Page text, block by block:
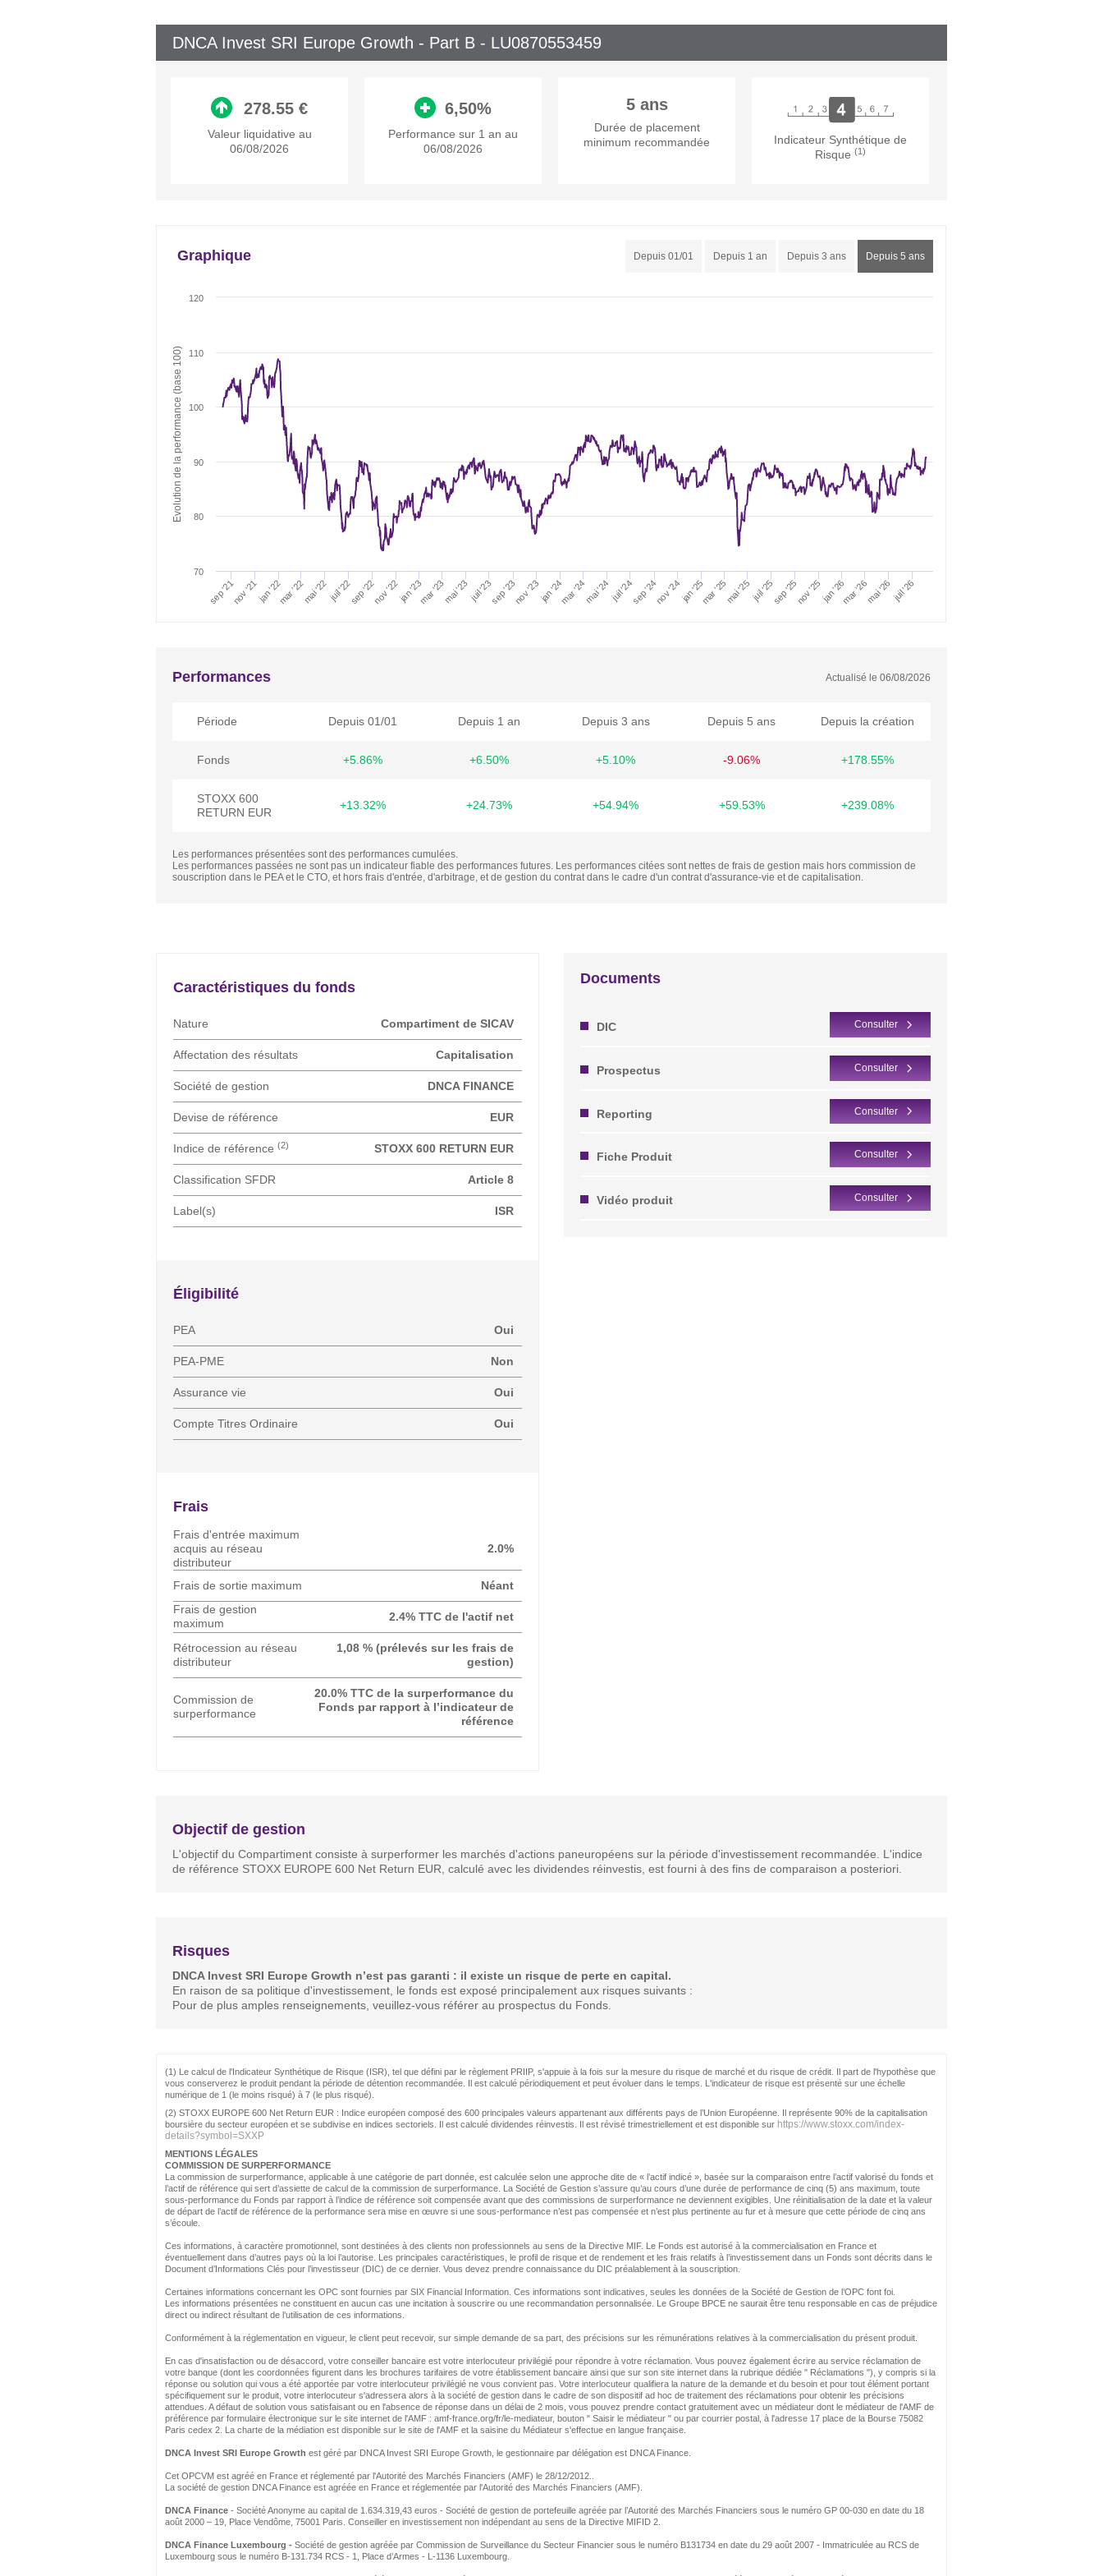
DNCA Invest SRI Europe Growth - Part B - LU0870553459
278.55 €
Valeur liquidative au
06/08/2026
6,50%
Performance sur 1 an au
06/08/2026
5 ans
Durée de placement
minimum recommandée
Indicateur Synthétique de
Risque (1)
Graphique Depuis 01/01 Depuis 1 an Depuis 3 ans Depuis 5 ans
Evolution de la performance (base 100)
sep '21nov '21jan '22mar '22mai '22juil '22sep '22nov '22jan '23mar '23mai '23juil '23sep '23nov '23jan '24mar '24mai '24juil '24sep '24nov '24jan '25mar '25mai '25juil '25sep '25nov '25jan '26mar '26mai '26juil '26
70
80
90
100
110
120
Performances Actualisé le 06/08/2026
Période Depuis 01/01 Depuis 1 an Depuis 3 ans Depuis 5 ans Depuis la création
Fonds +5.86% +6.50% +5.10% -9.06% +178.55%
STOXX 600
RETURN EUR
+13.32% +24.73% +54.94% +59.53% +239.08%
Les performances présentées sont des performances cumulées.
Les performances passées ne sont pas un indicateur fiable des performances futures. Les performances citées sont nettes de frais de gestion mais hors commission de
souscription dans le PEA et le CTO, et hors frais d'entrée, d'arbitrage, et de gestion du contrat dans le cadre d'un contrat d'assurance-vie et de capitalisation.
Caractéristiques du fonds
Nature Compartiment de SICAV
Affectation des résultats Capitalisation
Société de gestion DNCA FINANCE
Devise de référence EUR
Indice de référence (2) STOXX 600 RETURN EUR
Classification SFDR Article 8
Label(s) ISR
Éligibilité
PEA Oui
PEA-PME Non
Assurance vie Oui
Compte Titres Ordinaire Oui
Frais
Frais d'entrée maximum
acquis au réseau
distributeur
2.0%
Frais de sortie maximum
Néant
Frais de gestion
maximum
2.4% TTC de l'actif net
Rétrocession au réseau
distributeur
1,08 % (prélevés sur les frais de
gestion)
Commission de
surperformance
20.0% TTC de la surperformance du
Fonds par rapport à l’indicateur de
référence
Documents
DIC Consulter
Prospectus Consulter
Reporting Consulter
Fiche Produit Consulter
Vidéo produit Consulter
Objectif de gestion
L'objectif du Compartiment consiste à surperformer les marchés d'actions paneuropéens sur la période d'investissement recommandée. L'indice
de référence STOXX EUROPE 600 Net Return EUR, calculé avec les dividendes réinvestis, est fourni à des fins de comparaison a posteriori.
Risques
DNCA Invest SRI Europe Growth n’est pas garanti : il existe un risque de perte en capital.
En raison de sa politique d'investissement, le fonds est exposé principalement aux risques suivants :
Pour de plus amples renseignements, veuillez-vous référer au prospectus du Fonds.
(1) Le calcul de l'Indicateur Synthétique de Risque (ISR), tel que défini par le règlement PRIIP, s'appuie à la fois sur la mesure du risque de marché et du risque de crédit. Il part de l'hypothèse que
vous conserverez le produit pendant la période de détention recommandée. Il est calculé périodiquement et peut évoluer dans le temps. L'indicateur de risque est présenté sur une échelle
numérique de 1 (le moins risqué) à 7 (le plus risqué).
(2) STOXX EUROPE 600 Net Return EUR : Indice européen composé des 600 principales valeurs appartenant aux différents pays de l’Union Européenne. Il représente 90% de la capitalisation
boursière du secteur européen et se subdivise en indices sectoriels. Il est calculé dividendes réinvestis. Il est révisé trimestriellement et est disponible sur https://www.stoxx.com/index-
details?symbol=SXXP
MENTIONS LÉGALES
COMMISSION DE SURPERFORMANCE
La commission de surperformance, applicable à une catégorie de part donnée, est calculée selon une approche dite de « l’actif indicé », basée sur la comparaison entre l’actif valorisé du fonds et
l’actif de référence qui sert d’assiette de calcul de la commission de surperformance. La Société de Gestion s’assure qu’au cours d’une durée de performance de cinq (5) ans maximum, toute
sous-performance du Fonds par rapport à l’indice de référence soit compensée avant que des commissions de surperformance ne deviennent exigibles. Une réinitialisation de la date et la valeur
de départ de l’actif de référence de la performance sera mise en œuvre si une sous-performance n’est pas compensée et n’est plus pertinente au fur et à mesure que cette période de cinq ans
s’écoule.
Ces informations, à caractère promotionnel, sont destinées à des clients non professionnels au sens de la Directive MIF. Le Fonds est autorisé à la commercialisation en France et
éventuellement dans d’autres pays où la loi l’autorise. Les principales caractéristiques, le profil de risque et de rendement et les frais relatifs à l’investissement dans un Fonds sont décrits dans le
Document d’Informations Clés pour l’investisseur (DIC) de ce dernier. Vous devez prendre connaissance du DIC préalablement à la souscription.
Certaines informations concernant les OPC sont fournies par SIX Financial Information. Ces informations sont indicatives, seules les données de la Société de Gestion de l’OPC font foi.
Les informations présentées ne constituent en aucun cas une incitation à souscrire ou une recommandation personnalisée. Le Groupe BPCE ne saurait être tenu responsable en cas de préjudice
direct ou indirect résultant de l’utilisation de ces informations.
Conformément à la réglementation en vigueur, le client peut recevoir, sur simple demande de sa part, des précisions sur les rémunérations relatives à la commercialisation du présent produit.
En cas d'insatisfaction ou de désaccord, votre conseiller bancaire est votre interlocuteur privilégié pour répondre à votre réclamation. Vous pouvez également écrire au service réclamation de
votre banque (dont les coordonnées figurent dans les brochures tarifaires de votre établissement bancaire ainsi que sur son site internet dans la rubrique dédiée " Réclamations "), y compris si la
réponse ou solution qui vous a été apportée par votre interlocuteur privilégié ne vous convient pas. Votre interlocuteur qualifiera la nature de la demande et du besoin et pour tout élément portant
spécifiquement sur le produit, votre interlocuteur s'adressera alors à la société de gestion dans le cadre de son dispositif ad hoc de traitement des réclamations pour obtenir les précisions
attendues. A défaut de solution vous satisfaisant ou en l'absence de réponse dans un délai de 2 mois, vous pouvez prendre contact gratuitement avec un médiateur dont le médiateur de l'AMF de
préférence par formulaire électronique sur le site internet de l'AMF : amf-france.org/fr/le-mediateur, bouton " Saisir le médiateur " ou par courrier postal, à l'adresse 17 place de la Bourse 75082
Paris cedex 2. La charte de la médiation est disponible sur le site de l'AMF et la saisine du Médiateur s'effectue en langue française.
DNCA Invest SRI Europe Growth est géré par DNCA Invest SRI Europe Growth, le gestionnaire par délégation est DNCA Finance.
Cet OPCVM est agréé en France et réglementé par l'Autorité des Marchés Financiers (AMF) le 28/12/2012..
La société de gestion DNCA Finance est agréée en France et réglementée par l'Autorité des Marchés Financiers (AMF).
DNCA Finance - Société Anonyme au capital de 1.634.319,43 euros - Société de gestion de portefeuille agréée par l’Autorité des Marchés Financiers sous le numéro GP 00-030 en date du 18
août 2000 – 19, Place Vendôme, 75001 Paris. Conseiller en investissement non indépendant au sens de la Directive MIFID 2.
DNCA Finance Luxembourg - Société de gestion agréée par Commission de Surveillance du Secteur Financier sous le numéro B131734 en date du 29 août 2007 - Immatriculée au RCS de
Luxembourg sous le numéro B-131.734 RCS - 1, Place d’Armes - L-1136 Luxembourg.